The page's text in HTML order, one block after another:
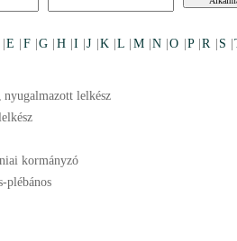
|E F |G H I |J K |L M |N |O P |R S |
, nyugalmazott lelkész
kormányzó
plébános